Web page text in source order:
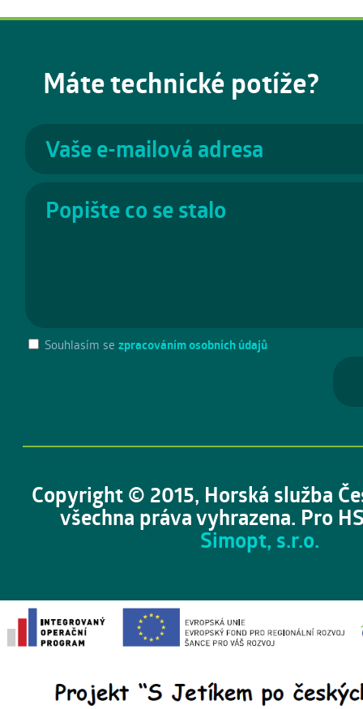
Máte technické potíže?
Souhlasím se zpracováním osobních údajů
Copyright © 2015, Horská služba
všechna práva vyhrazena. Pro
Simopt, s.r.o.